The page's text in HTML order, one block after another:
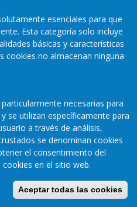
web
Aviso legal
Cookies
esenciales para que
Esta categoría solo incluye
básicas y características
cookies no almacenan ninguna
necesarias para
se utilizan específicamente para
a través de análisis,
se denominan cookies
el consentimiento del
en el sitio web.
Aceptar todas las cookies